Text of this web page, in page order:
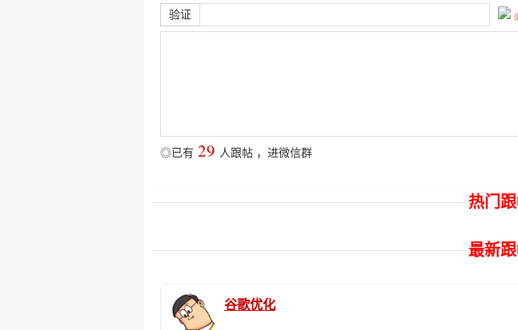
验证
◎已有 29 人跟帖 ， 进微信群
热门
最新
谷歌优化